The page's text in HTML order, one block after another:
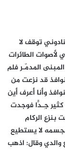
توقف لا
لأصوات الطائرات
المدمّـر فلم
قد نزعت من
وأنا أعرف أين
كثير جِـدًّا فوجدت
الركام
لا يستطيع
وقال: اذهب